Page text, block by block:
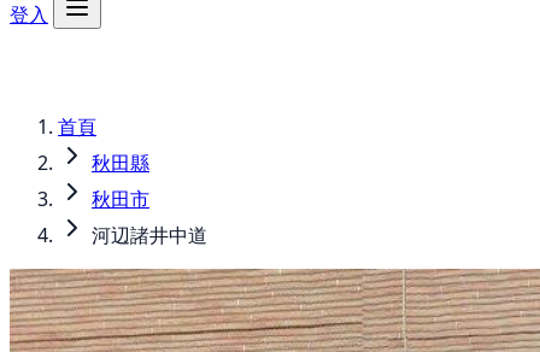
登入
首頁
秋田縣
秋田市
河辺諸井中道